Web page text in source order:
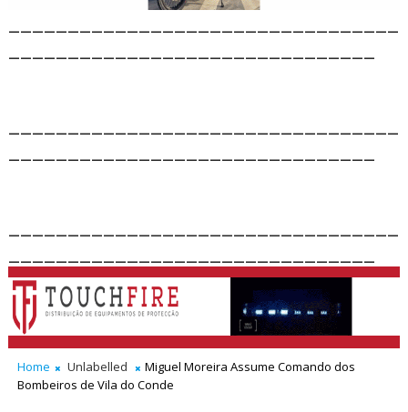
Home Unlabelled
Miguel Moreira Assume Comando dos
Bombeiros de Vila do Conde